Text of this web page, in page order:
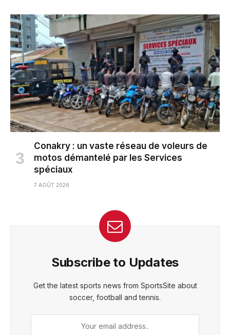
Conakry : un vaste réseau de voleurs de
motos démantelé par les Services
spéciaux
7 AOÛT 2026
Subscribe to Updates
Get the latest sports news from SportsSite about
soccer, football and tennis.